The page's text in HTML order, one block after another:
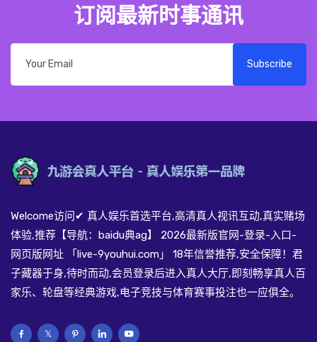
订阅最新时事通讯
Subscribe
Welcome访问✔ 真人娱乐首选平台,高清真人视讯互动,真实赌场
体验,推荐【导航：baidu典ag】 2026最新版官网-登录-入口-
网页版网址 「live-9youhui.com」 18年信誉推荐,安全保障！君
子藏器于身,待时而动,会员登录后进入真人大厅,即刻畅享真人百
家乐、轮盘等经典游戏,电子竞技与体育赛事投注也一应俱全。